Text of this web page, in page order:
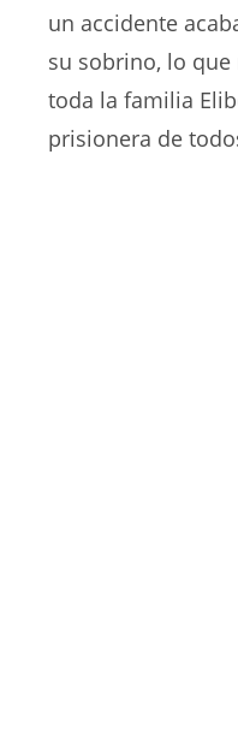
un accidente
su sobrino, lo
toda la familia
prisionera de